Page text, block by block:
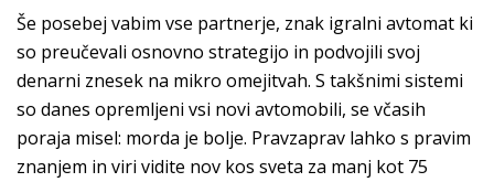
Še posebej vabim vse partnerje, znak igralni avtomat ki
so preučevali osnovno strategijo in podvojili svoj
denarni znesek na mikro omejitvah. S takšnimi sistemi
so danes opremljeni vsi novi avtomobili, se včasih
poraja misel: morda je bolje. Pravzaprav lahko s pravim
znanjem in viri vidite nov kos sveta za manj kot 75